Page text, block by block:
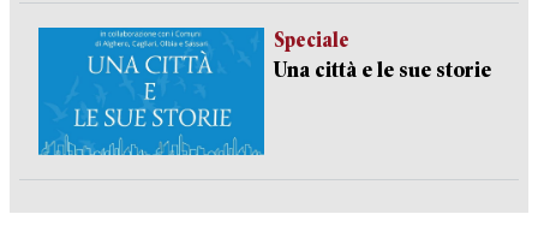
Speciale
Una città e le sue storie